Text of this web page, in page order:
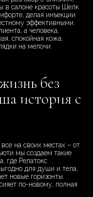
салоне красоты Шелк
делая инъекции
эффективными.
а человека,
спокойная кожа,
на мелочи.
без
история с
на своих местах – от
мы создаем такие
где Релатокс
для души и тела,
новые горизонты.
по-новому, полная